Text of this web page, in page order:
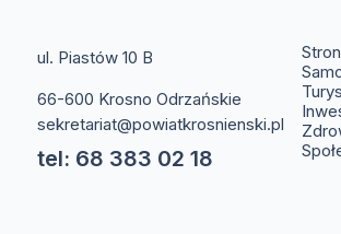
ul. Piastów 10 B
66-600 Krosno Odrzańskie
sekretariat@powiatkrosnienski.pl
tel: 68 383 02 18